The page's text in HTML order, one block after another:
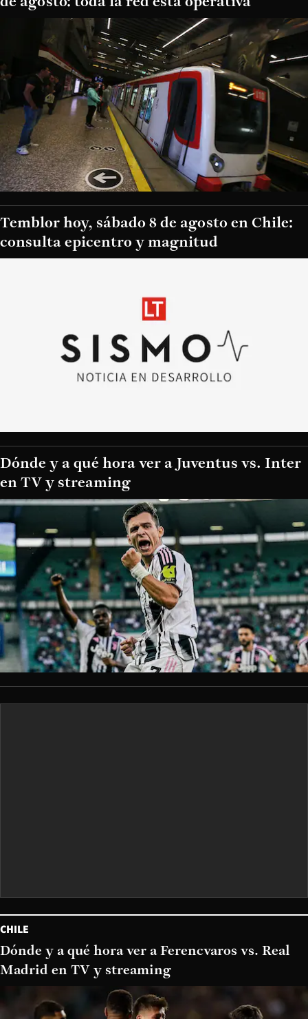
Temblor hoy, sábado 8 de agosto en Chile:
consulta epicentro y magnitud
Dónde y a qué hora ver a Juventus vs. Inter
en TV y streaming
CHILE
Dónde y a qué hora ver a Ferencvaros vs. Real
Madrid en TV y streaming